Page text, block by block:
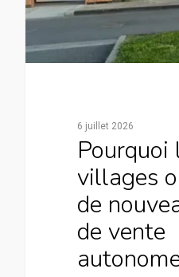
6 juillet 2026
Pourquoi
villages
de
de vente